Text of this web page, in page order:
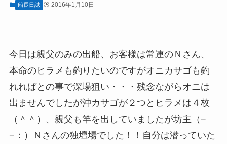
船長日誌 2016年1月10日
今日は親父のみの出船、お客様は常連のＮさん、
本命のヒラメも釣りたいのですがオニカサゴも釣
れればとの事で深場狙い・・・残念ながらオニは
出ませんでしたが沖カサゴが２つとヒラメは４枚
（＾＾）、親父も竿を出していましたが坊主（−
−：）Ｎさんの独壇場でした！！自分は潜っていた